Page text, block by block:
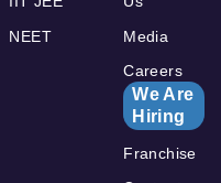
NEET
Media
Careers
We Are
Hiring
Franchise